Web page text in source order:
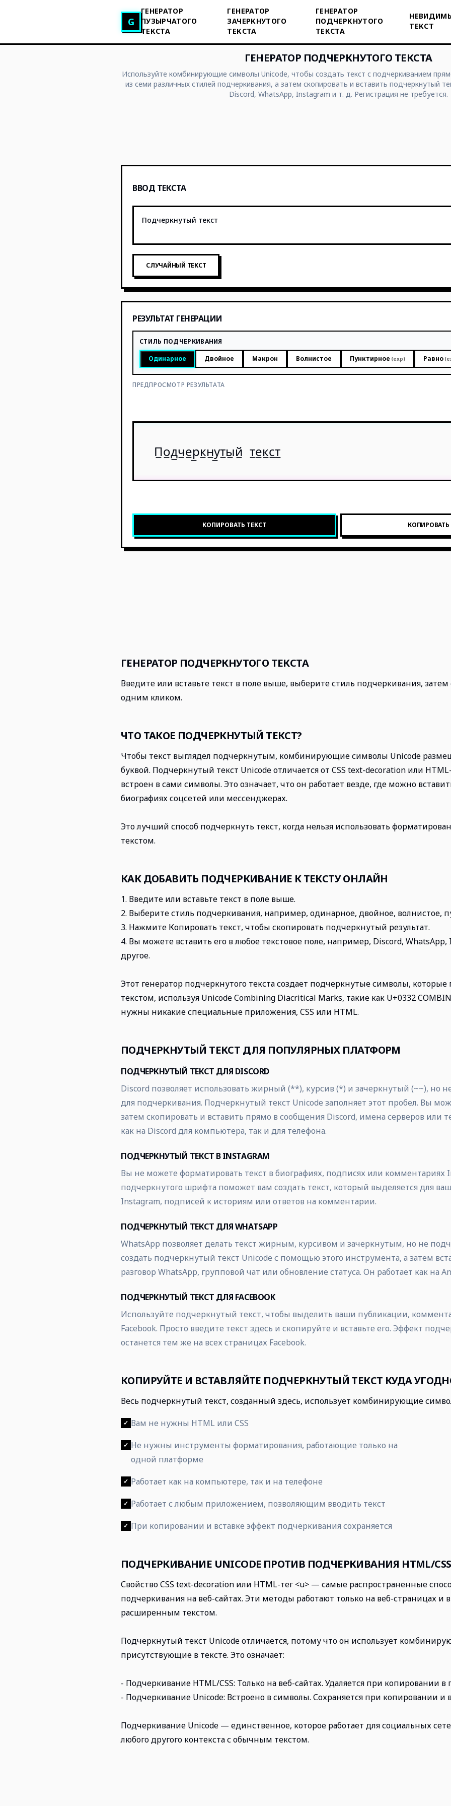
Генератор глитч-текста
G
ГЕНЕРАТОР
ПУЗЫРЧАТОГО
ТЕКСТА
ГЕНЕРАТОР
ЗАЧЕРКНУТОГО
ТЕКСТА
ГЕНЕРАТОР
ПОДЧЕРКНУТОГО
ТЕКСТА
ТЕКСТ
ГЕНЕРАТОР ПОДЧЕРКНУТОГО ТЕКСТА
Используйте комбинирующие символы Unicode, чтобы создать текст с подчеркиванием
из семи различных стилей подчеркивания, а затем скопировать и вставить подчеркнутый
Discord, WhatsApp, Instagram и т. д. Регистрация не требуется.
ВВОД ТЕКСТА
СЛУЧАЙНЫЙ ТЕКСТ
РЕЗУЛЬТАТ ГЕНЕРАЦИИ
СТИЛЬ ПОДЧЕРКИВАНИЯ
Одинарное
Двойное Макрон Волнистое Пунктирное (exp) Равно
ПРЕДПРОСМОТР РЕЗУЛЬТАТА
П̲о̲д̲ч̲е̲р̲к̲н̲у̲т̲ы̲й̲ т̲е̲к̲с̲т̲
КОПИРОВАТЬ ТЕКСТ
ГЕНЕРАТОР ПОДЧЕРКНУТОГО ТЕКСТА
Введите или вставьте текст в поле выше, выберите стиль подчеркивания, затем
одним кликом.
ЧТО ТАКОЕ ПОДЧЕРКНУТЫЙ ТЕКСТ?
Чтобы текст выглядел подчеркнутым, комбинирующие символы Unicode
буквой. Подчеркнутый текст Unicode отличается от CSS text-decoration или
встроен в сами символы. Это означает, что он работает везде, где можно
биографиях соцсетей или мессенджерах.
Это лучший способ подчеркнуть текст, когда нельзя использовать
текстом.
КАК ДОБАВИТЬ ПОДЧЕРКИВАНИЕ К ТЕКСТУ ОНЛАЙН
1. Введите или вставьте текст в поле выше.
2. Выберите стиль подчеркивания, например, одинарное, двойное, волнистое,
3. Нажмите Копировать текст, чтобы скопировать подчеркнутый результат.
4. Вы можете вставить его в любое текстовое поле, например, Discord,
другое.
Этот генератор подчеркнутого текста создает подчеркнутые символы,
текстом, используя Unicode Combining Diacritical Marks, такие как U+0332
нужны никакие специальные приложения, CSS или HTML.
ПОДЧЕРКНУТЫЙ ТЕКСТ ДЛЯ ПОПУЛЯРНЫХ ПЛАТФОРМ
ПОДЧЕРКНУТЫЙ ТЕКСТ ДЛЯ DISCORD
Discord позволяет использовать жирный (**), курсив (*) и зачеркнутый (~~), но
для подчеркивания. Подчеркнутый текст Unicode заполняет этот пробел. Вы
затем скопировать и вставить прямо в сообщения Discord, имена серверов или
как на Discord для компьютера, так и для телефона.
ПОДЧЕРКНУТЫЙ ТЕКСТ В INSTAGRAM
Вы не можете форматировать текст в биографиях, подписях или комментариях
подчеркнутого шрифта поможет вам создать текст, который выделяется для
Instagram, подписей к историям или ответов на комментарии.
ПОДЧЕРКНУТЫЙ ТЕКСТ ДЛЯ WHATSAPP
WhatsApp позволяет делать текст жирным, курсивом и зачеркнутым, но не
создать подчеркнутый текст Unicode с помощью этого инструмента, а затем
разговор WhatsApp, групповой чат или обновление статуса. Он работает как на
ПОДЧЕРКНУТЫЙ ТЕКСТ ДЛЯ FACEBOOK
Используйте подчеркнутый текст, чтобы выделить ваши публикации,
Facebook. Просто введите текст здесь и скопируйте и вставьте его. Эффект
останется тем же на всех страницах Facebook.
КОПИРУЙТЕ И ВСТАВЛЯЙТЕ ПОДЧЕРКНУТЫЙ ТЕКСТ КУДА
Весь подчеркнутый текст, созданный здесь, использует комбинирующие
✓ Вам не нужны HTML или CSS
✓ Не нужны инструменты форматирования, работающие только на
одной платформе
✓ Работает как на компьютере, так и на телефоне
✓ Работает с любым приложением, позволяющим вводить текст
✓ При копировании и вставке эффект подчеркивания сохраняется
ПОДЧЕРКИВАНИЕ UNICODE ПРОТИВ ПОДЧЕРКИВАНИЯ HTML/CSS
Свойство CSS text-decoration или HTML-тег <u> — самые распространенные
подчеркивания на веб-сайтах. Эти методы работают только на веб-страницах и
расширенным текстом.
Подчеркнутый текст Unicode отличается, потому что он использует
присутствующие в тексте. Это означает:
- Подчеркивание HTML/CSS: Только на веб-сайтах. Удаляется при копировании
- Подчеркивание Unicode: Встроено в символы. Сохраняется при копировании и
Подчеркивание Unicode — единственное, которое работает для социальных
любого другого контекста с обычным текстом.